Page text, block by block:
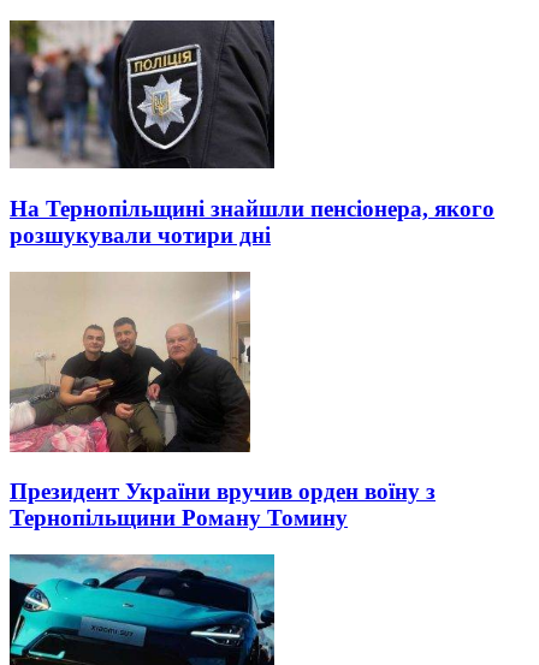
На Тернопільщині знайшли пенсіонера, якого
розшукували чотири дні
Президент України вручив орден воїну з
Тернопільщини Роману Томину